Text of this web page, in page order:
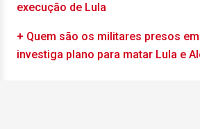
execução de Lula
+ Quem são os militares presos
investiga plano para matar Lula e